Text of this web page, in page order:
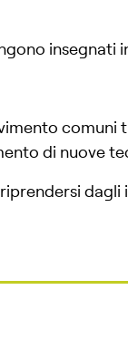
insegnati
di nuove